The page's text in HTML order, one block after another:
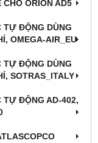
CHO ORION AD5
TỰ ĐỘNG DÙNG
OMEGA-AIR_EU
TỰ ĐỘNG DÙNG
SOTRAS_ITALY
TỰ ĐỘNG AD-402,